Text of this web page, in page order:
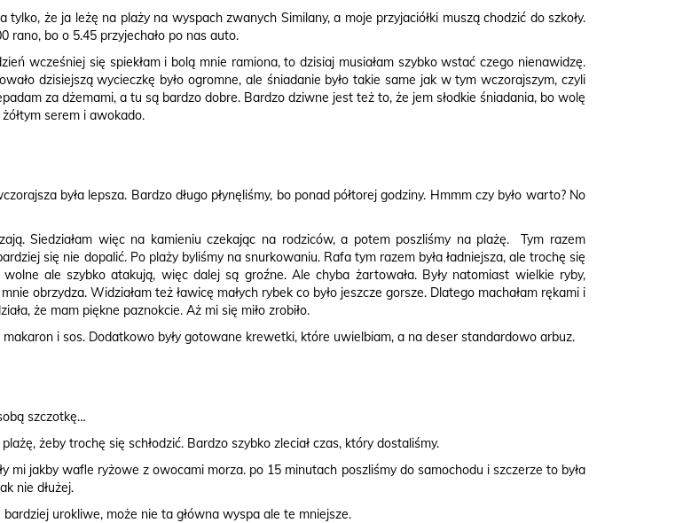
że ja leżę na plaży na wyspach zwanych Similany, a moje przyjaciółki muszą chodzić do szkoły.
rano, bo o 5.45 przyjechało po nas auto.
wcześniej się spiekłam i bolą mnie ramiona, to dzisiaj musiałam szybko wstać czego nienawidzę.
dzisiejszą wycieczkę było ogromne, ale śniadanie było takie same jak w tym wczorajszym, czyli
za dżemami, a tu są bardzo dobre. Bardzo dziwne jest też to, że jem słodkie śniadania, bo wolę
serem i awokado.
była lepsza. Bardzo długo płynęliśmy, bo ponad półtorej godziny. Hmmm czy było warto? No
Siedziałam więc na kamieniu czekając na rodziców, a potem poszliśmy na plażę. Tym razem
się nie dopalić. Po plaży byliśmy na snurkowaniu. Rafa tym razem była ładniejsza, ale trochę się
ale szybko atakują, więc dalej są groźne. Ale chyba żartowała. Były natomiast wielkie ryby,
obrzydza. Widziałam też ławicę małych rybek co było jeszcze gorsze. Dlatego machałam rękami i
że mam piękne paznokcie. Aż mi się miło zrobiło.
i sos. Dodatkowo były gotowane krewetki, które uwielbiam, a na deser standardowo arbuz.
szczotkę…
żeby trochę się schłodzić. Bardzo szybko zleciał czas, który dostaliśmy.
mi jakby wafle ryżowe z owocami morza. po 15 minutach poszliśmy do samochodu i szczerze to była
nie dłużej.
urokliwe, może nie ta główna wyspa ale te mniejsze.